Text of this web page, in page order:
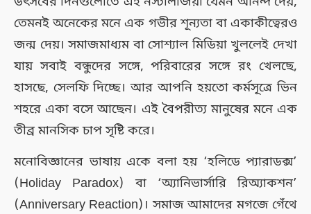
তেমনই অনেকের মনে এক গভীর শূন্যতা বা একাকীত্বেরও
জন্ম দেয়। সমাজমাধ্যম বা সোশ্যাল মিডিয়া খুললেই দেখা
যায় সবাই বন্ধুদের সঙ্গে, পরিবারের সঙ্গে রং খেলছে,
হাসছে, সেলফি দিচ্ছে। আর আপনি হয়তো কর্মসূত্রে ভিন
শহরে একা বসে আছেন। এই বৈপরীত্য মানুষের মনে এক
তীব্র মানসিক চাপ সৃষ্টি করে।
মনোবিজ্ঞানের ভাষায় একে বলা হয় ‘হলিডে প্যারাডক্স’
(Holiday Paradox) বা ‘অ্যানিভার্সারি রিঅ্যাকশন’
(Anniversary Reaction)। সমাজ আমাদের মগজে গেঁথে